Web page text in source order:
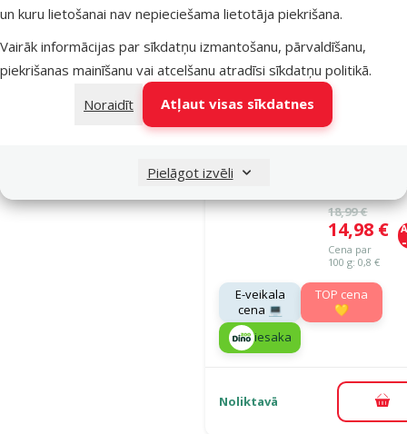
un kuru lietošanai nav nepieciešama lietotāja piekrišana.
Vairāk informācijas par sīkdatņu izmantošanu, pārvaldīšanu,
piekrišanas mainīšanu vai atcelšanu atradīsi sīkdatņu politikā.
Noraidīt
Atļaut visas sīkdatnes
Pielāgot izvēli
Noliktavā
Barība
Oriģinālā
18,99 €
Cena
14,98 €
Cena par
100 g: 0,8 €
E-veikala
cena 💻
TOP cena
💛
iesaka
Noliktavā